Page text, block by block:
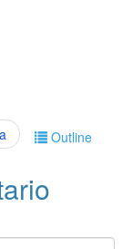
Outline